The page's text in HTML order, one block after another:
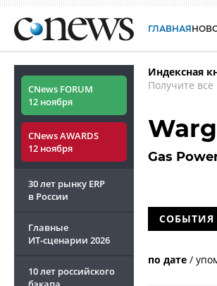
ГЛАВНАЯ
CNews FORUM
12 ноября
CNews AWARDS
12 ноября
30 лет рынку ERP
в России
Главные
ИТ-сценарии 2026
10 лет российского
Индексная
Получите
Gas
СОБЫТИЯ
по дате /